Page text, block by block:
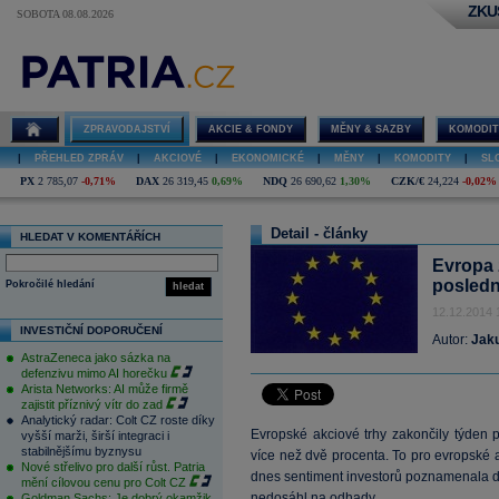
SOBOTA 08.08.2026
ZPRAVODAJSTVÍ AKCIE & FONDY MĚNY & SAZBY
PŘEHLED ZPRÁV AKCIOVÉ EKONOMICKÉ MĚNY KOMODITY
PX 2 785,07 -0,71% DAX 26 319,45 0,69% NDQ 26 690,62 1,30% CZK/€ 24,224 -0,02%
HLEDAT V KOMENTÁŘÍCH
hledat
Pokročilé hledání
INVESTIČNÍ DOPORUČENÍ
AstraZeneca jako sázka na
defenzivu mimo AI horečku
Arista Networks: AI může firmě
zajistit příznivý vítr do zad
Analytický radar: Colt CZ roste díky
vyšší marži, širší integraci i
stabilnějšímu byznysu
Nové střelivo pro další růst. Patria
mění cílovou cenu pro Colt CZ
Detail - články
Evropa
12.12.2014
Autor:
Evropské akciové trhy zakončily týden
více než dvě procenta. To pro
dnes sentiment investorů poznamenala